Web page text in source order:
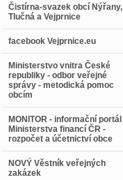
Čistírna-svazek obcí Nýřany,
Tlučná a Vejprnice
facebook Vejprnice.eu
Ministerstvo vnitra České
republiky - odbor veřejné
správy - metodická pomoc
obcím
MONITOR - informační portál
Ministerstva financí ČR -
rozpočet a účetnictví obce
NOVÝ Věstník veřejných
zakázek